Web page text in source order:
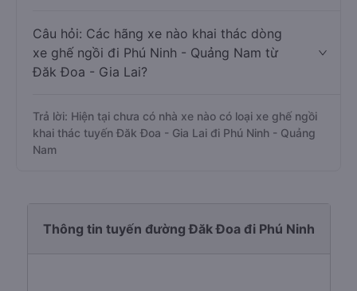
Câu hỏi: Các hãng xe nào khai thác dòng
xe ghế ngồi đi Phú Ninh - Quảng Nam từ
Đăk Đoa - Gia Lai?
Trả lời: Hiện tại chưa có nhà xe nào có loại xe ghế ngồi
khai thác tuyến Đăk Đoa - Gia Lai đi Phú Ninh - Quảng
Nam
Thông tin tuyến đường Đăk Đoa đi Phú Ninh